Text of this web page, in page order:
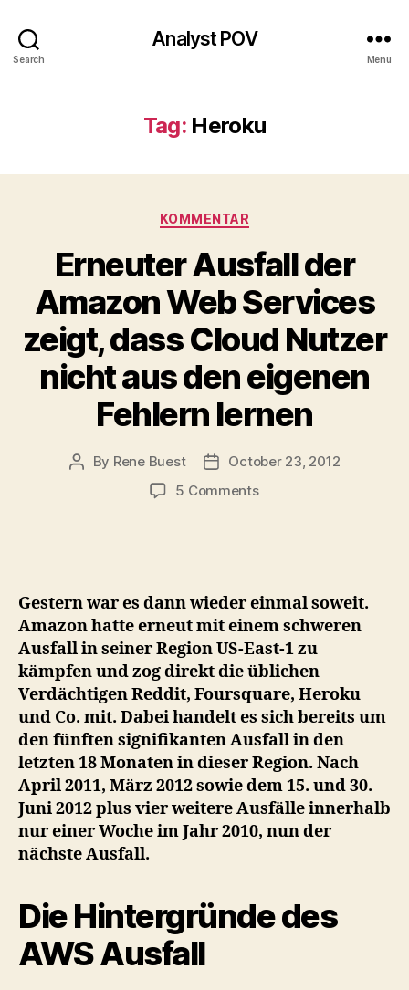
Search
Analyst POV
Menu
Tag: Heroku
Categories
KOMMENTAR
Erneuter Ausfall der
Amazon Web Services
zeigt, dass Cloud Nutzer
nicht aus den eigenen
Fehlern lernen
Post
By Rene Buest
PostOctober 23, 2012
5 Commentson
Services
zeigt,
dass
Cloud
Nutzer
nicht
aus
den
eigenen
Fehlern
lernen
Gestern war es dann wieder einmal soweit.
Amazon hatte erneut mit einem schweren
Ausfall in seiner Region US-East-1 zu
kämpfen und zog direkt die üblichen
Verdächtigen Reddit, Foursquare, Heroku
und Co. mit. Dabei handelt es sich bereits um
den fünften signifikanten Ausfall in den
letzten 18 Monaten in dieser Region. Nach
April 2011, März 2012 sowie dem 15. und 30.
Juni 2012 plus vier weitere Ausfälle innerhalb
nur einer Woche im Jahr 2010, nun der
nächste Ausfall.
Die Hintergründe des
AWS Ausfall